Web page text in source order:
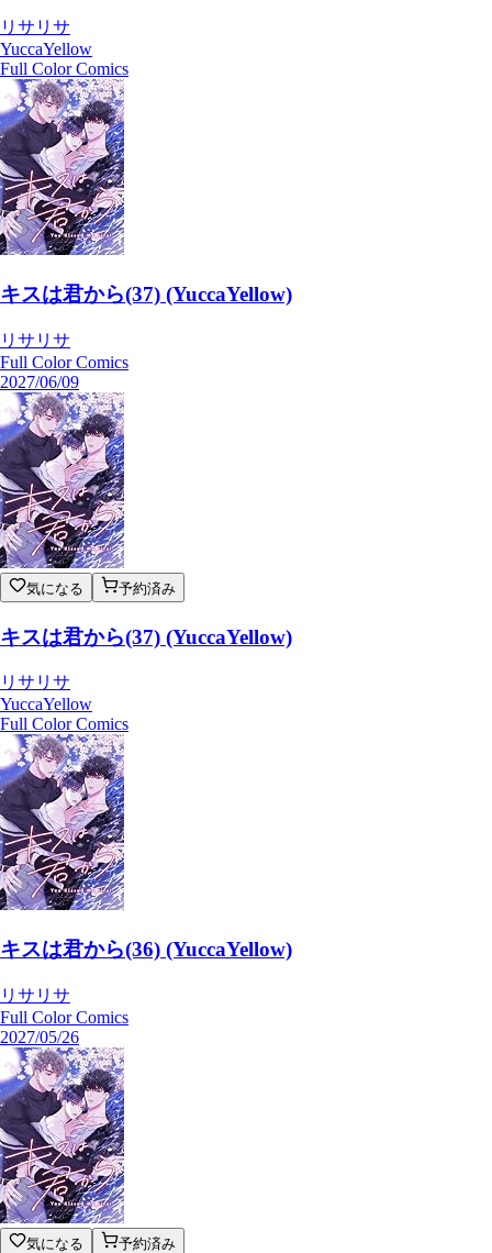
リサリサ
YuccaYellow
Full Color Comics
キスは君から(37) (YuccaYellow)
リサリサ
Full Color Comics
2027/06/09
気になる 予約済み
キスは君から(37) (YuccaYellow)
リサリサ
YuccaYellow
Full Color Comics
キスは君から(36) (YuccaYellow)
リサリサ
Full Color Comics
2027/05/26
気になる 予約済み